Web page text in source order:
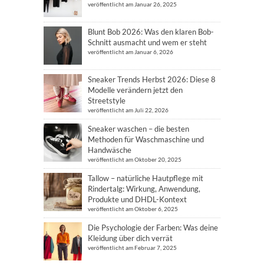
veröffentlicht am Januar 26, 2025
Blunt Bob 2026: Was den klaren Bob-
Schnitt ausmacht und wem er steht
veröffentlicht am Januar 6, 2026
Sneaker Trends Herbst 2026: Diese 8
Modelle verändern jetzt den
Streetstyle
veröffentlicht am Juli 22, 2026
Sneaker waschen – die besten
Methoden für Waschmaschine und
Handwäsche
veröffentlicht am Oktober 20, 2025
Tallow – natürliche Hautpflege mit
Rindertalg: Wirkung, Anwendung,
Produkte und DHDL-Kontext
veröffentlicht am Oktober 6, 2025
Die Psychologie der Farben: Was deine
Kleidung über dich verrät
veröffentlicht am Februar 7, 2025